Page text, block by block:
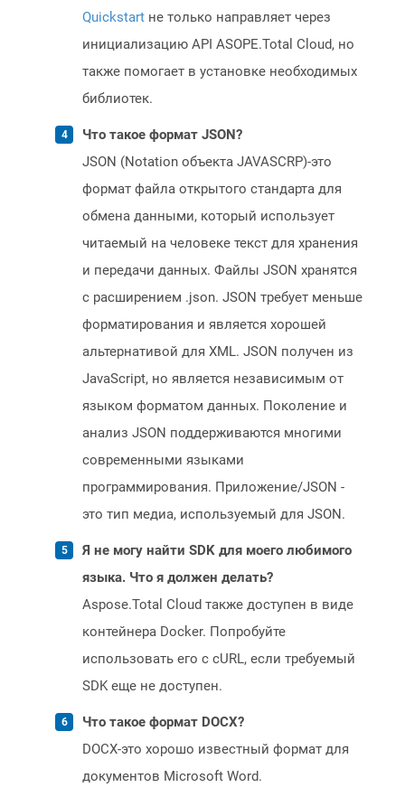
Quickstart не только направляет через
инициализацию API ASOPE.Total Cloud, но
также помогает в установке необходимых
библиотек.
Что такое формат JSON?
JSON (Notation объекта JAVASCRP)-это
формат файла открытого стандарта для
обмена данными, который использует
читаемый на человеке текст для хранения
и передачи данных. Файлы JSON хранятся
с расширением .json. JSON требует меньше
форматирования и является хорошей
альтернативой для XML. JSON получен из
JavaScript, но является независимым от
языком форматом данных. Поколение и
анализ JSON поддерживаются многими
современными языками
программирования. Приложение/JSON -
это тип медиа, используемый для JSON.
Я не могу найти SDK для моего любимого
языка. Что я должен делать?
Aspose.Total Cloud также доступен в виде
контейнера Docker. Попробуйте
использовать его с cURL, если требуемый
SDK еще не доступен.
Что такое формат DOCX?
DOCX-это хорошо известный формат для
документов Microsoft Word.